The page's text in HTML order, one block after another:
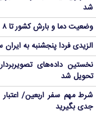
شد
وضعیت دما و بارش کشور تا ۸ شهریور
الزیدی فردا پنجشنبه به
نخستین داده‌های
تحویل شد
جدی بگیرید